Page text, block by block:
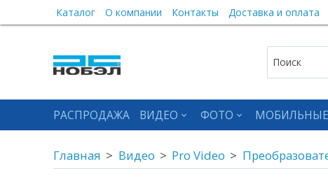
Каталог О компании Контакты Доставка и оплата
РАСПРОДАЖА ВИДЕО ФОТО МОБИЛЬНЫЕ
Главная Видео Pro Video